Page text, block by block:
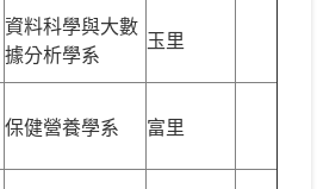
資料科學與大數
據分析學系
玉里
保健營養學系 富里